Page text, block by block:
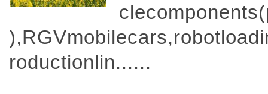
roductionlin......